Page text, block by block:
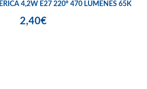
4,2W E27 220º 470 LÚMENES 65K
2,40€